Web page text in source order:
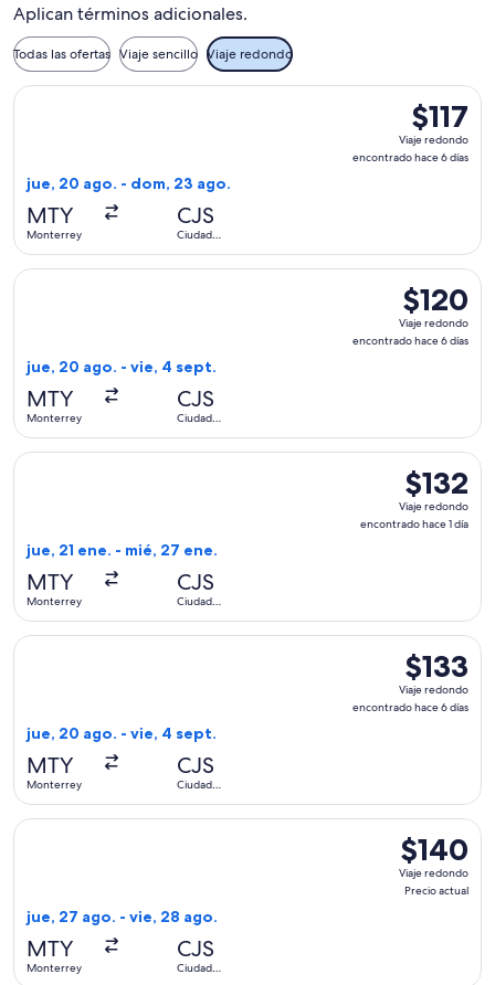
Aplican términos adicionales.
Todas las ofertas Viaje sencillo Viaje redondo
$117
Viaje
redondo,
$117
Viaje redondo
encontrado hace 6 días
jue, 20 ago. - dom, 23 ago.
MTY
Monterrey
CJS
Ciudad
Seleccionar vuelo de Aeromexico, con salida el jue, 20
$120
Viaje
redondo,
$120
Viaje redondo
encontrado hace 6 días
jue, 20 ago. - vie, 4 sept.
MTY
Monterrey
CJS
Ciudad
Seleccionar vuelo de Aeromexico, con salida el jue, 20
$132
Viaje
redondo,
$132
Viaje redondo
encontrado hace 1 día
jue, 21 ene. - mié, 27 ene.
MTY
Monterrey
CJS
Ciudad
Seleccionar vuelo de Viva, con salida el jue, 21 ene. desde
$133
Viaje
redondo,
$133
Viaje redondo
encontrado hace 6 días
jue, 20 ago. - vie, 4 sept.
MTY
Monterrey
CJS
Ciudad
Seleccionar vuelo de Aeromexico, con salida el jue, 20
$140
Viaje
redondo,
$140
Viaje redondo
Precio actual
jue, 27 ago. - vie, 28 ago.
MTY
Monterrey
CJS
Ciudad
Seleccionar vuelo de Aeromexico, con salida el jue, 27